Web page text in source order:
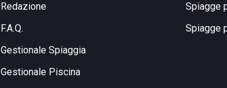
Redazione
F.A.Q.
Gestionale Spiaggia
Gestionale Piscina
Spiagge
Spiagge